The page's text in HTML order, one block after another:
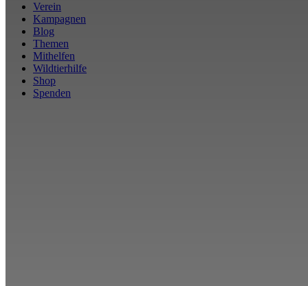
Verein
Kampagnen
Blog
Themen
Mithelfen
Wildtierhilfe
Shop
Spenden